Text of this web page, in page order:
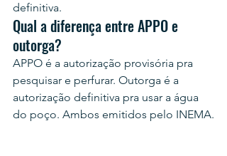
definitiva.
Qual a diferença entre APPO e
outorga?
APPO é a autorização provisória pra
pesquisar e perfurar. Outorga é a
autorização definitiva pra usar a água
do poço. Ambos emitidos pelo INEMA.